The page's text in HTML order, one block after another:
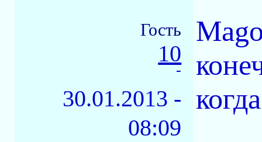
Гость
10
-
30.01.2013 -
08:09